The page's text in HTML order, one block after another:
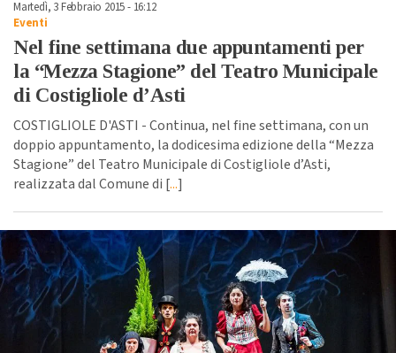
Martedì, 3 Febbraio 2015 - 16:12
Eventi
Nel fine settimana due appuntamenti per
la “Mezza Stagione” del Teatro Municipale
di Costigliole d’Asti
COSTIGLIOLE D'ASTI - Continua, nel fine settimana, con un
doppio appuntamento, la dodicesima edizione della “Mezza
Stagione” del Teatro Municipale di Costigliole d’Asti,
realizzata dal Comune di [...]